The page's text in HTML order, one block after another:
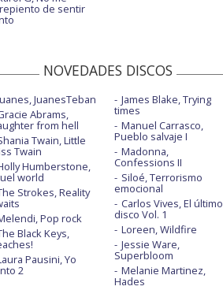
de sentir
NOVEDADES DISCOS
JuanesTeban
Abrams,
from hell
Twain, Little
Twain
Humberstone,
world
Strokes, Reality
Pop rock
Black Keys,
Pausini, Yo
2
James Blake, Trying
times
Manuel Carrasco,
Pueblo salvaje I
Madonna,
Confessions II
Siloé, Terrorismo
emocional
Carlos Vives, El último
disco Vol. 1
Loreen, Wildfire
Jessie Ware,
Superbloom
Melanie Martinez,
Hades